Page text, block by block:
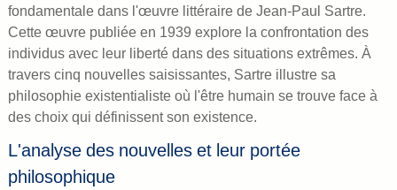
fondamentale dans l'œuvre littéraire de Jean-Paul Sartre.
Cette œuvre publiée en 1939 explore la confrontation des
individus avec leur liberté dans des situations extrêmes. À
travers cinq nouvelles saisissantes, Sartre illustre sa
philosophie existentialiste où l'être humain se trouve face à
des choix qui définissent son existence.
L'analyse des nouvelles et leur portée
philosophique